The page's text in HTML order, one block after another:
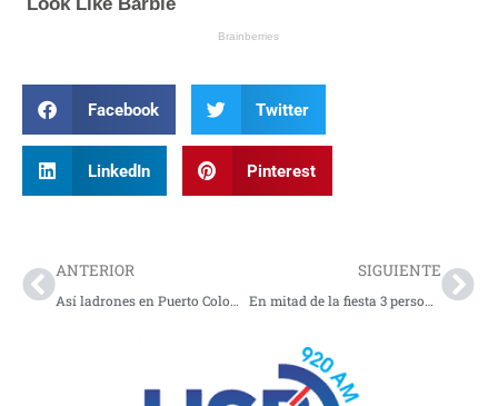
Facebook Twitter
LinkedIn Pinterest
ANTERIOR
Así ladrones en Puerto Colombia asaltaron un banco: ¡Todo quedó grabado!
SIGUIENTE
En mitad de la fiesta 3 personas fueron asesinadas por sicarios